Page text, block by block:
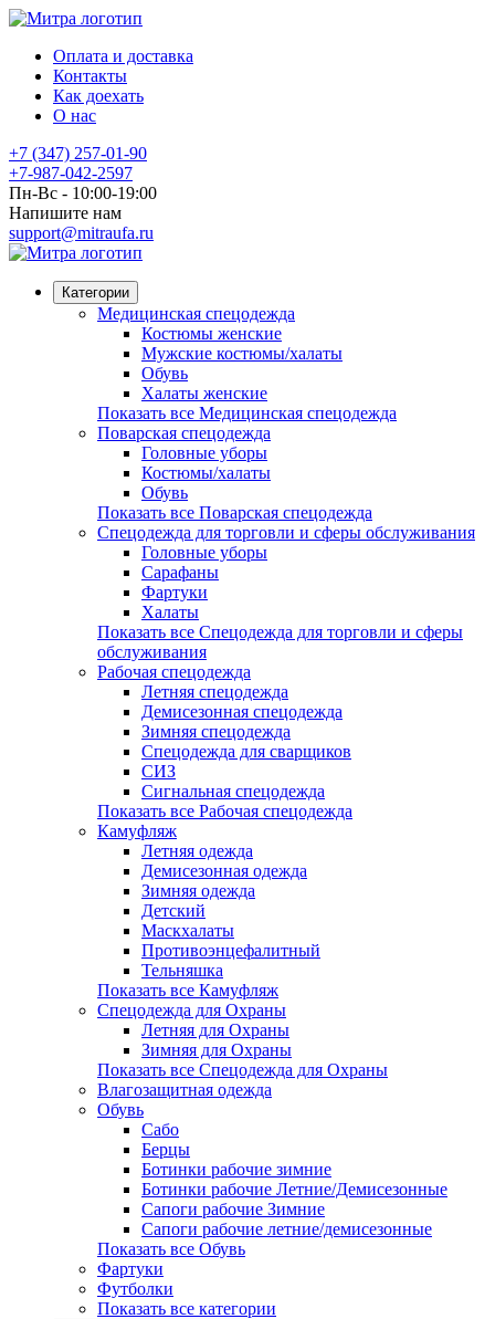
Оплата и доставка
Контакты
Как доехать
О нас
+7 (347) 257-01-90
+7-987-042-2597
Пн-Вс - 10:00-19:00
Напишите нам
support@mitraufa.ru
Категории
Медицинская спецодежда
Костюмы женские
Мужские костюмы/халаты
Обувь
Халаты женские
Показать все Медицинская спецодежда
Поварская спецодежда
Головные уборы
Костюмы/халаты
Обувь
Показать все Поварская спецодежда
Спецодежда для торговли и сферы обслуживания
Головные уборы
Сарафаны
Фартуки
Халаты
Показать все Спецодежда для торговли и сферы
обслуживания
Рабочая спецодежда
Летняя спецодежда
Демисезонная спецодежда
Зимняя спецодежда
Спецодежда для сварщиков
СИЗ
Сигнальная спецодежда
Показать все Рабочая спецодежда
Камуфляж
Летняя одежда
Демисезонная одежда
Зимняя одежда
Детский
Маскхалаты
Противоэнцефалитный
Тельняшка
Показать все Камуфляж
Спецодежда для Охраны
Летняя для Охраны
Зимняя для Охраны
Показать все Спецодежда для Охраны
Влагозащитная одежда
Обувь
Сабо
Берцы
Ботинки рабочие зимние
Ботинки рабочие Летние/Демисезонные
Сапоги рабочие Зимние
Сапоги рабочие летние/демисезонные
Показать все Обувь
Фартуки
Футболки
Показать все категории